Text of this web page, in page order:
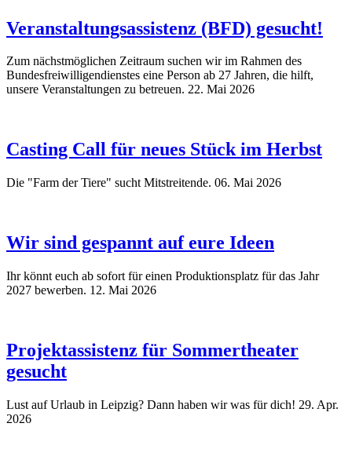
Veranstaltungsassistenz (BFD) gesucht!
Zum nächstmöglichen Zeitraum suchen wir im Rahmen des
Bundesfreiwilligendienstes eine Person ab 27 Jahren, die hilft,
unsere Veranstaltungen zu betreuen. 22. Mai 2026
Casting Call für neues Stück im Herbst
Die "Farm der Tiere" sucht Mitstreitende. 06. Mai 2026
Wir sind gespannt auf eure Ideen
Ihr könnt euch ab sofort für einen Produktionsplatz für das Jahr
2027 bewerben. 12. Mai 2026
Projektassistenz für Sommertheater
gesucht
Lust auf Urlaub in Leipzig? Dann haben wir was für dich! 29. Apr.
2026